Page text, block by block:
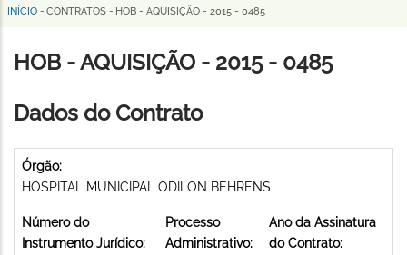
Horizonte
Trilha
de
INÍCIO - CONTRATOS - HOB - AQUISIÇÃO - 2015 - 0485
HOB - AQUISIÇÃO - 2015 - 0485
Dados do Contrato
Órgão:
HOSPITAL MUNICIPAL ODILON BEHRENS
Número do
Instrumento Jurídico:
Processo
Administrativo:
Ano da Assinatura
do Contrato: